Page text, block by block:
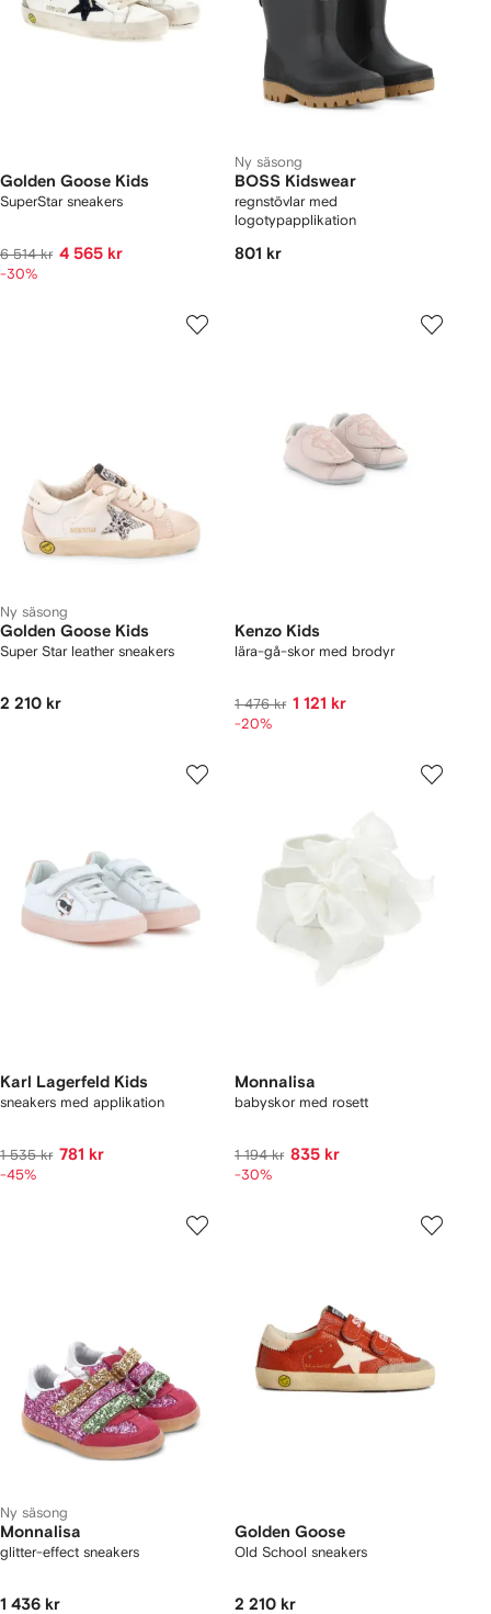
Golden Goose Kids
SuperStar sneakers
6 514 kr 4 565 kr
-30%
Ny säsong
BOSS Kidswear
regnstövlar med
logotypapplikation
801 kr
Ny säsong
Golden Goose Kids
Super Star leather sneakers
2 210 kr
Kenzo Kids
lära-gå-skor med brodyr
1 476 kr 1 121 kr
-20%
Karl Lagerfeld Kids
sneakers med applikation
1 535 kr 781 kr
-45%
Monnalisa
babyskor med rosett
1 194 kr 835 kr
-30%
Ny säsong
Monnalisa
glitter-effect sneakers
1 436 kr
Golden Goose
Old School sneakers
2 210 kr